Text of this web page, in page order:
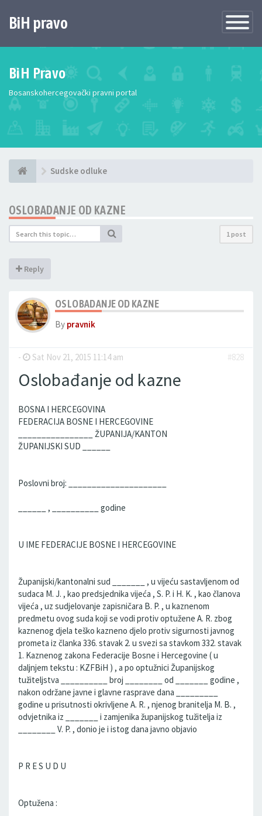
Toggle
BiH pravo
BiH Pravo
Bosanskohercegovački pravni portal
Sudske odluke
OSLOBADANJE OD KAZNE
1 post
Reply
OSLOBADANJE OD KAZNE
By pravnik
- Sat Nov 21, 2015 11:14 am #828
Oslobađanje od kazne
BOSNA I HERCEGOVINA
FEDERACIJA BOSNE I HERCEGOVINE
________________ ŽUPANIJA/KANTON
ŽUPANIJSKI SUD ______
Poslovni broj: _____________________
______ , __________ godine
U IME FEDERACIJE BOSNE I HERCEGOVINE
Županijski/kantonalni sud _______ , u vijeću sastavljenom od
sudaca M. J. , kao predsjednika vijeća , S. P. i H. K. , kao članova
vijeća , uz sudjelovanje zapisničara B. P. , u kaznenom
predmetu ovog suda koji se vodi protiv optužene A. R. zbog
kaznenog djela teško kazneno djelo protiv sigurnosti javnog
prometa iz članka 336. stavak 2. u svezi sa stavkom 332. stavak
1. Kaznenog zakona Federacije Bosne i Hercegovine ( u
daljnjem tekstu : KZFBiH ) , a po optužnici Županijskog
tužiteljstva __________ broj ________ od _______ godine ,
nakon održane javne i glavne rasprave dana _________
godine u prisutnosti okrivljene A. R. , njenog branitelja M. B. ,
odvjetnika iz _______ i zamjenika županijskog tužitelja iz
________ V. P. , donio je i istog dana javno objavio
P R E S U D U
Optužena :